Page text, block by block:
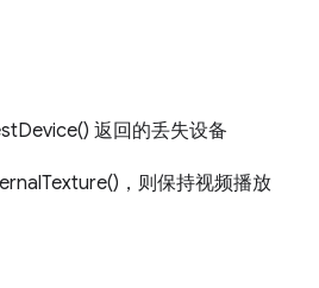
返回的丢失设备
，则保持视频播放